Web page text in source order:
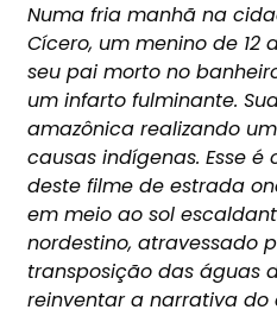
Numa fria manhã na
Cícero, um menino de 12
seu pai morto no
um infarto fulminante.
amazônica realizando
causas indígenas. Esse
deste filme de estrada
em meio ao sol
nordestino, atravessado
transposição das águas
reinventar a narrativa do